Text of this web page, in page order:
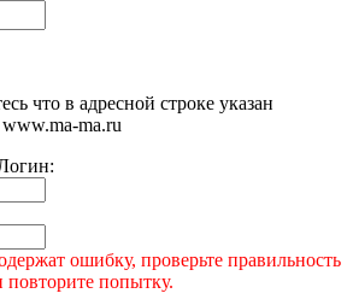
что в адресной строке указан
ma.ru
ошибку, проверьте правильность
повторите попытку.